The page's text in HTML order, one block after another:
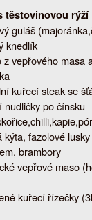
těstovinovou rýží
guláš
knedlík
z vepřového masa
kuřecí steak se
nudličky po čínsku
kýta, fazolové
brambory
vepřové maso
kuřecí řízečky